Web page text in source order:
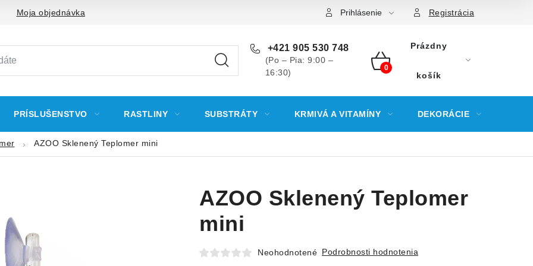
Moja objednávka Prihlásenie Registrácia
+421 905 530 748
(Po – Pia: 9:00 –
16:30)
NÁKUPNÝ
Prázdny
košík
PRÍSLUŠENSTVO RASTLINY SUBSTRÁTY KRMIVÁ A VITAMÍNY DEKORÁCIE
AZOO Sklenený Teplomer mini
AZOO Sklenený Teplomer
mini
Neohodnotené Podrobnosti hodnotenia